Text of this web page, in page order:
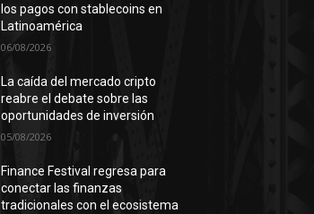
los pagos con stablecoins en
Latinoamérica
06/08/2026
La caída del mercado cripto
reabre el debate sobre las
oportunidades de inversión
05/08/2026
Finance Festival regresa para
conectar las finanzas
tradicionales con el ecosistema